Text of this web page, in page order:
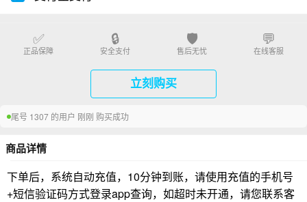
✅
正品保障
🔒
安全支付
🛡️
售后无忧
💬
在线客服
立刻购买
尾号 1307 的用户 刚刚 购买成功
商品详情
下单后，系统自动充值，10分钟到账，请使用充值的手机号
+短信验证码方式登录app查询，如超时未开通，请您联系客